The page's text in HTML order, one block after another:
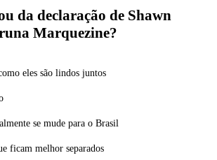
da declaração de Shawn
Marquezine?
eles são lindos juntos
se mude para o Brasil
ficam melhor separados